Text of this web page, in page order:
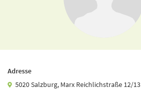
Adresse
5020 Salzburg, Marx Reichlichstraße 12/13